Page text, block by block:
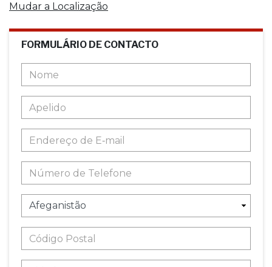
Mudar a Localização
FORMULÁRIO DE CONTACTO